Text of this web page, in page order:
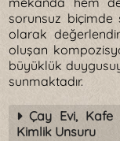
sorunsuz biçimde
olarak
oluşan
büyüklük
sunmaktadır.
Çay Evi, Kafe
Kimlik Unsuru